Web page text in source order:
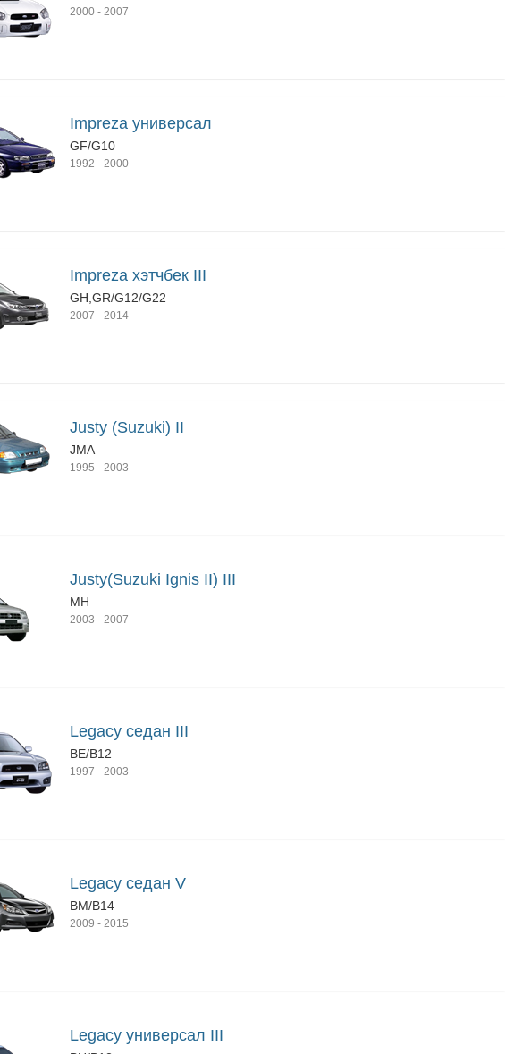
2000 - 2007
Impreza универсал
GF/G10
1992 - 2000
Impreza хэтчбек III
GH,GR/G12/G22
2007 - 2014
Justy (Suzuki) II
JMA
1995 - 2003
Justy(Suzuki Ignis II) III
MH
2003 - 2007
Legacy седан III
BE/B12
1997 - 2003
Legacy седан V
BM/B14
2009 - 2015
Legacy универсал III